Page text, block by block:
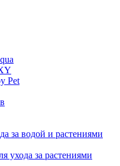
Pet
за водой и растениями
ухода за растениями